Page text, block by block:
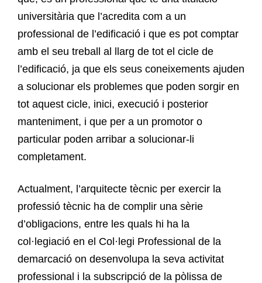
universitària que l’acredita com a un
professional de l’edificació i que es pot comptar
amb el seu treball al llarg de tot el cicle de
l’edificació, ja que els seus coneixements ajuden
a solucionar els problemes que poden sorgir en
tot aquest cicle, inici, execució i posterior
manteniment, i que per a un promotor o
particular poden arribar a solucionar-li
completament.
Actualment, l’arquitecte tècnic per exercir la
professió tècnic ha de complir una sèrie
d’obligacions, entre les quals hi ha la
col·legiació en el Col·legi Professional de la
demarcació on desenvolupa la seva activitat
professional i la subscripció de la pòlissa de